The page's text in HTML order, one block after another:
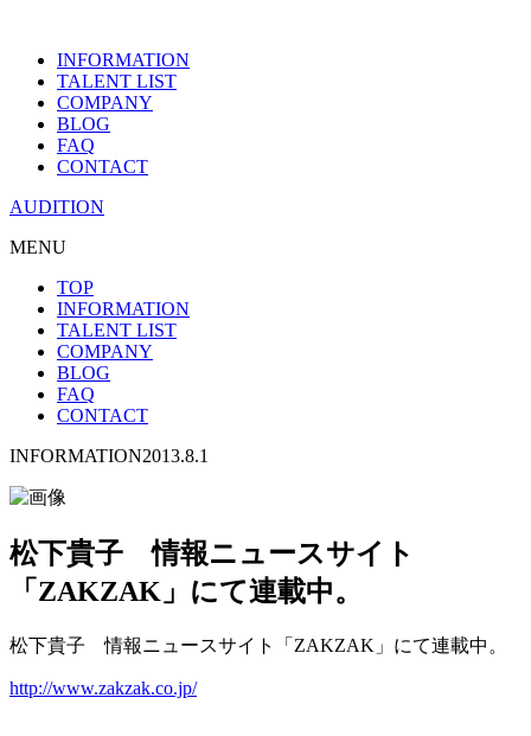
INFORMATION
TALENT LIST
COMPANY
BLOG
FAQ
CONTACT
AUDITION
MENU
TOP
INFORMATION
TALENT LIST
COMPANY
BLOG
FAQ
CONTACT
INFORMATION2013.8.1
松下貴子 情報ニュースサイト
「ZAKZAK」にて連載中。
松下貴子 情報ニュースサイト「ZAKZAK」にて連載中。
http://www.zakzak.co.jp/